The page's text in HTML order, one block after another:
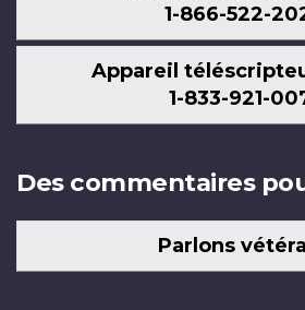
1-866-522-
Appareil
1-833-921-
Des commentaires
Parlons